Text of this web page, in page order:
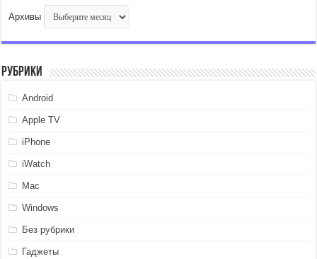
Архивы
Рубрики
Android
Apple TV
iPhone
iWatch
Mac
Windows
Без рубрики
Гаджеты